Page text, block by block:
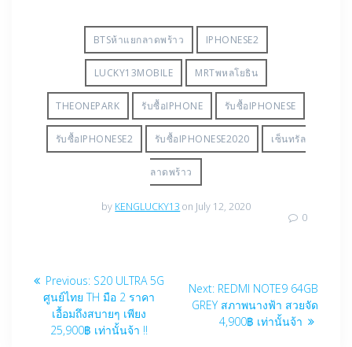
BTSห้าแยกลาดพร้าว IPHONESE2
LUCKY13MOBILE MRTพหลโยธิน
THEONEPARK รับซื้อIPHONE รับซื้อIPHONESE
รับซื้อIPHONESE2 รับซื้อIPHONESE2020 เซ็นทรัล
ลาดพร้าว
by KENGLUCKY13 on July 12, 2020
0
Post
navigation
Previous: Previous
post:
S20 ULTRA 5G
ศูนย์ไทย TH มือ 2 ราคา
เอื้อมถึงสบายๆ เพียง
25,900฿ เท่านั้นจ้า !!
Next: Next
post:
REDMI NOTE9 64GB
GREY สภาพนางฟ้า สวยจัด
4,900฿ เท่านั้นจ้า